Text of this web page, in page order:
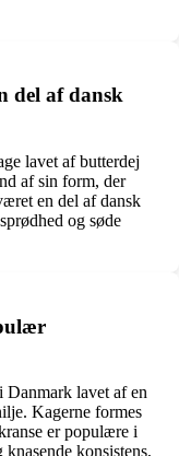
del af dansk
lavet af butterdej
af sin form, der
en del af dansk
og søde
Danmark lavet af en
Kagerne formes
er populære i
konsistens,